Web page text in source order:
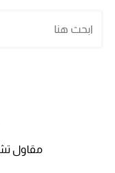
مقاول